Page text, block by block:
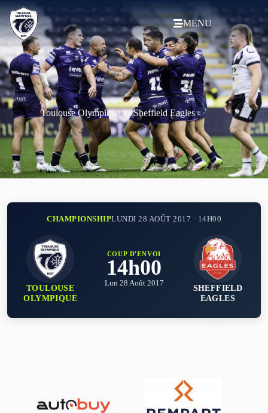
MENU
Toulouse Olympique vs Sheffield Eagles
CHAMPIONSHIPLUNDI 28 AOÛT 2017 · 14H00
TOULOUSE
OLYMPIQUE
COUP D'ENVOI
14h00
Lun 28 Août 2017
SHEFFIELD
EAGLES